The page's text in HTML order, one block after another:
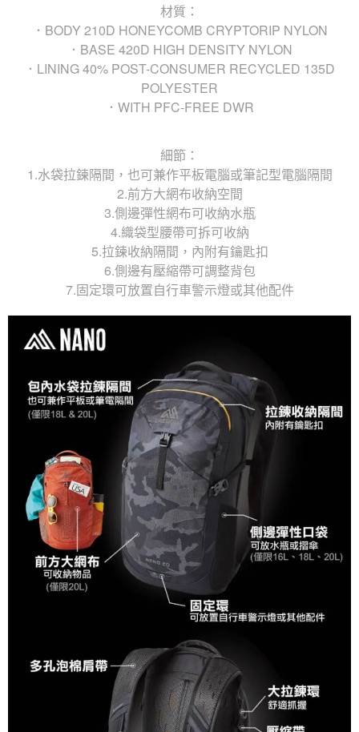
材質：
．BODY 210D HONEYCOMB CRYPTORIP NYLON
．BASE 420D HIGH DENSITY NYLON
．LINING 40% POST-CONSUMER RECYCLED 135D
POLYESTER
．WITH PFC-FREE DWR
細節：
1.水袋拉鍊隔間，也可兼作平板電腦或筆記型電腦隔間
2.前方大網布收納空間
3.側邊彈性網布可收納水瓶
4.織袋型腰帶可拆可收納
5.拉鍊收納隔間，內附有鑰匙扣
6.側邊有壓縮帶可調整背包
7.固定環可放置自行車警示燈或其他配件